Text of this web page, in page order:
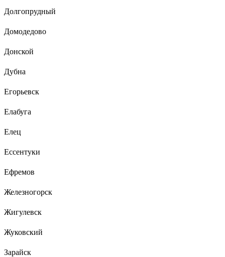
Долгопрудный
Домодедово
Донской
Дубна
Егорьевск
Елабуга
Елец
Ессентуки
Ефремов
Железногорск
Жигулевск
Жуковский
Зарайск